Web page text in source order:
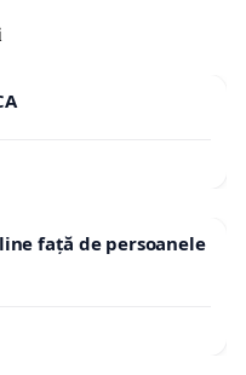
față de persoanele